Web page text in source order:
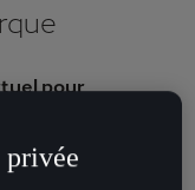
pour
de véhicules,
privée